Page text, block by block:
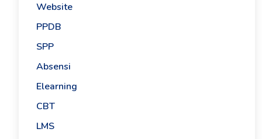
Website
PPDB
SPP
Absensi
Elearning
CBT
LMS